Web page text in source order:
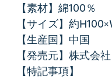
【素材】綿100％
【サイズ】約
【生産国】中国
【発売元】株式会
【特記事項】